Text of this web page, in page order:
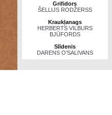
Grifidors
ŠELLIJS RODŽERSS
Kraukļanags
HERBERTS VILBURS
BJŪFORDS
Slīdenis
DARENS O’SALIVANS